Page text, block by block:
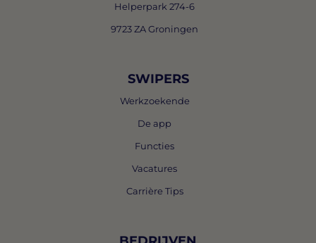
Helperpark 274-6
9723 ZA Groningen
SWIPERS
Werkzoekende
De app
Functies
Vacatures
Carrière Tips